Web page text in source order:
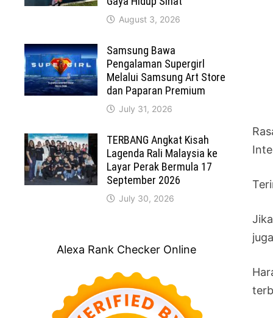
August 3, 2026
Samsung Bawa
Pengalaman Supergirl
Melalui Samsung Art Store
dan Paparan Premium
July 31, 2026
TERBANG Angkat Kisah
Lagenda Rali Malaysia ke
Layar Perak Bermula 17
September 2026
July 30, 2026
Alexa Rank Checker Online